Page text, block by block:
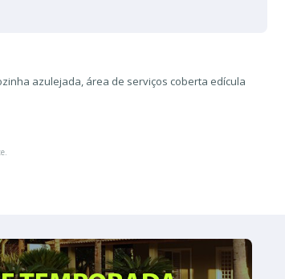
azulejada, área de serviços coberta edícula